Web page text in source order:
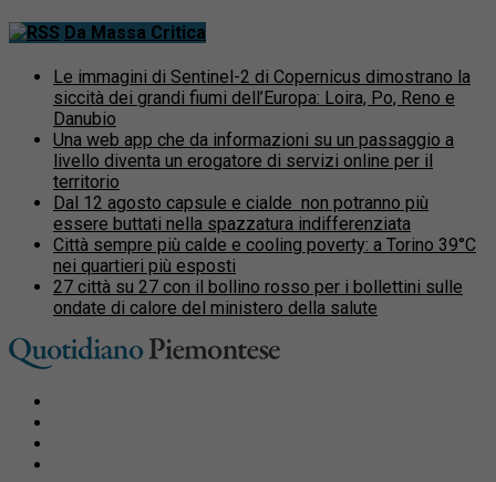
Da Massa Critica
Le immagini di Sentinel-2 di Copernicus dimostrano la
siccità dei grandi fiumi dell’Europa: Loira, Po, Reno e
Danubio
Una web app che da informazioni su un passaggio a
livello diventa un erogatore di servizi online per il
territorio
Dal 12 agosto capsule e cialde non potranno più
essere buttati nella spazzatura indifferenziata
Città sempre più calde e cooling poverty: a Torino 39°C
nei quartieri più esposti
27 città su 27 con il bollino rosso per i bollettini sulle
ondate di calore del ministero della salute